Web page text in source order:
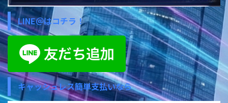
LINE＠はコチラ！
キャッシュレス簡単支払いなら